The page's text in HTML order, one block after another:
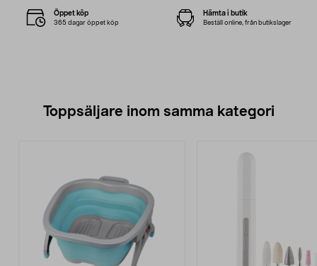
Öppet köp
365 dagar öppet köp
Hämta i butik
Beställ online, från butikslager
Toppsäljare inom samma kategori